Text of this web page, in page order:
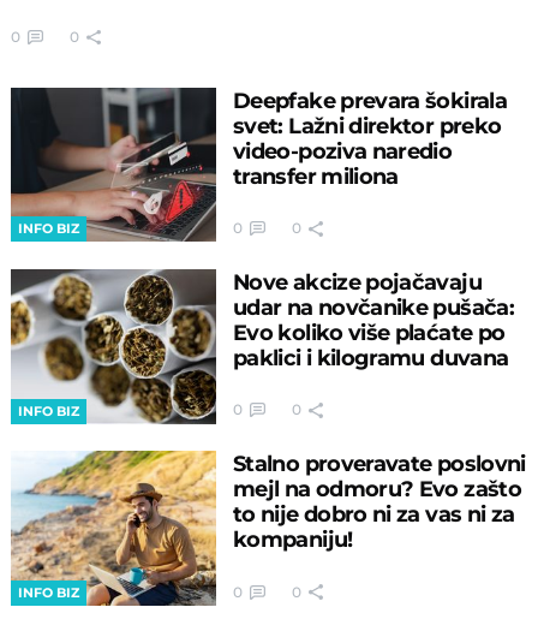
0 0
INFO BIZ
Deepfake prevara šokirala
svet: Lažni direktor preko
video-poziva naredio
transfer miliona
0 0
INFO BIZ
Nove akcize pojačavaju
udar na novčanike pušača:
Evo koliko više plaćate po
paklici i kilogramu duvana
0 0
INFO BIZ
Stalno proveravate poslovni
mejl na odmoru? Evo zašto
to nije dobro ni za vas ni za
kompaniju!
0 0